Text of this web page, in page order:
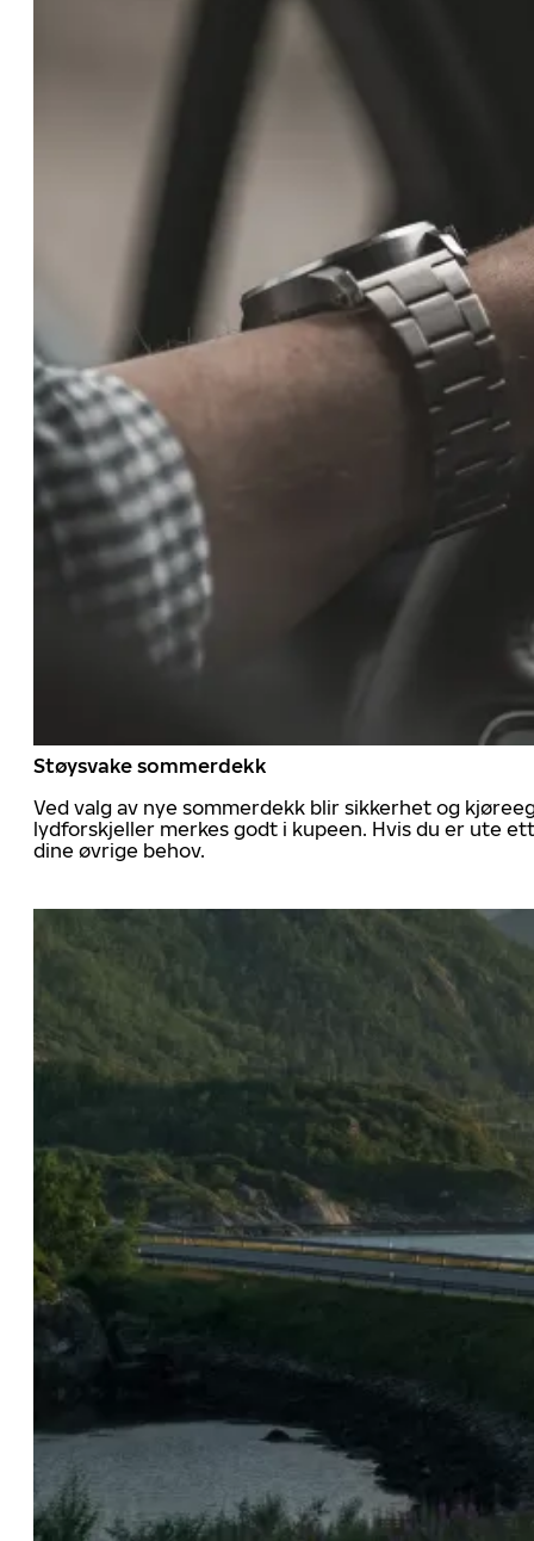
Støysvake sommerdekk
Ved valg av nye sommerdekk blir sikkerhet og
lydforskjeller merkes godt i kupeen. Hvis du er ute
dine øvrige behov.